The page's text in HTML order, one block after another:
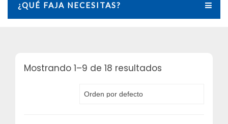
¿QUÉ FAJA NECESITAS?
Mostrando 1–9 de 18 resultados